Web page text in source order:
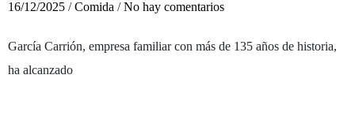
16/12/2025 / Comida / No hay comentarios
García Carrión, empresa familiar con más de 135 años de historia,
ha alcanzado